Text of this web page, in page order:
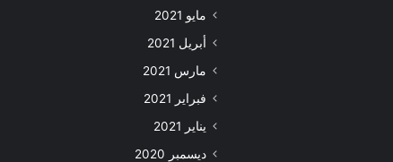
مايو 2021
أبريل 2021
مارس 2021
فبراير 2021
يناير 2021
ديسمبر 2020